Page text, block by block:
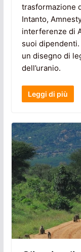
trasformazione
Intanto,
interferenze di
suoi
un disegno di
dell’uranio.
Leggi di più